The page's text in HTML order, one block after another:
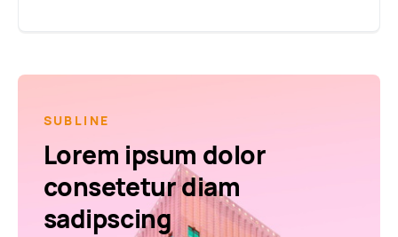
SUBLINE
Lorem ipsum dolor
consetetur diam
sadipscing